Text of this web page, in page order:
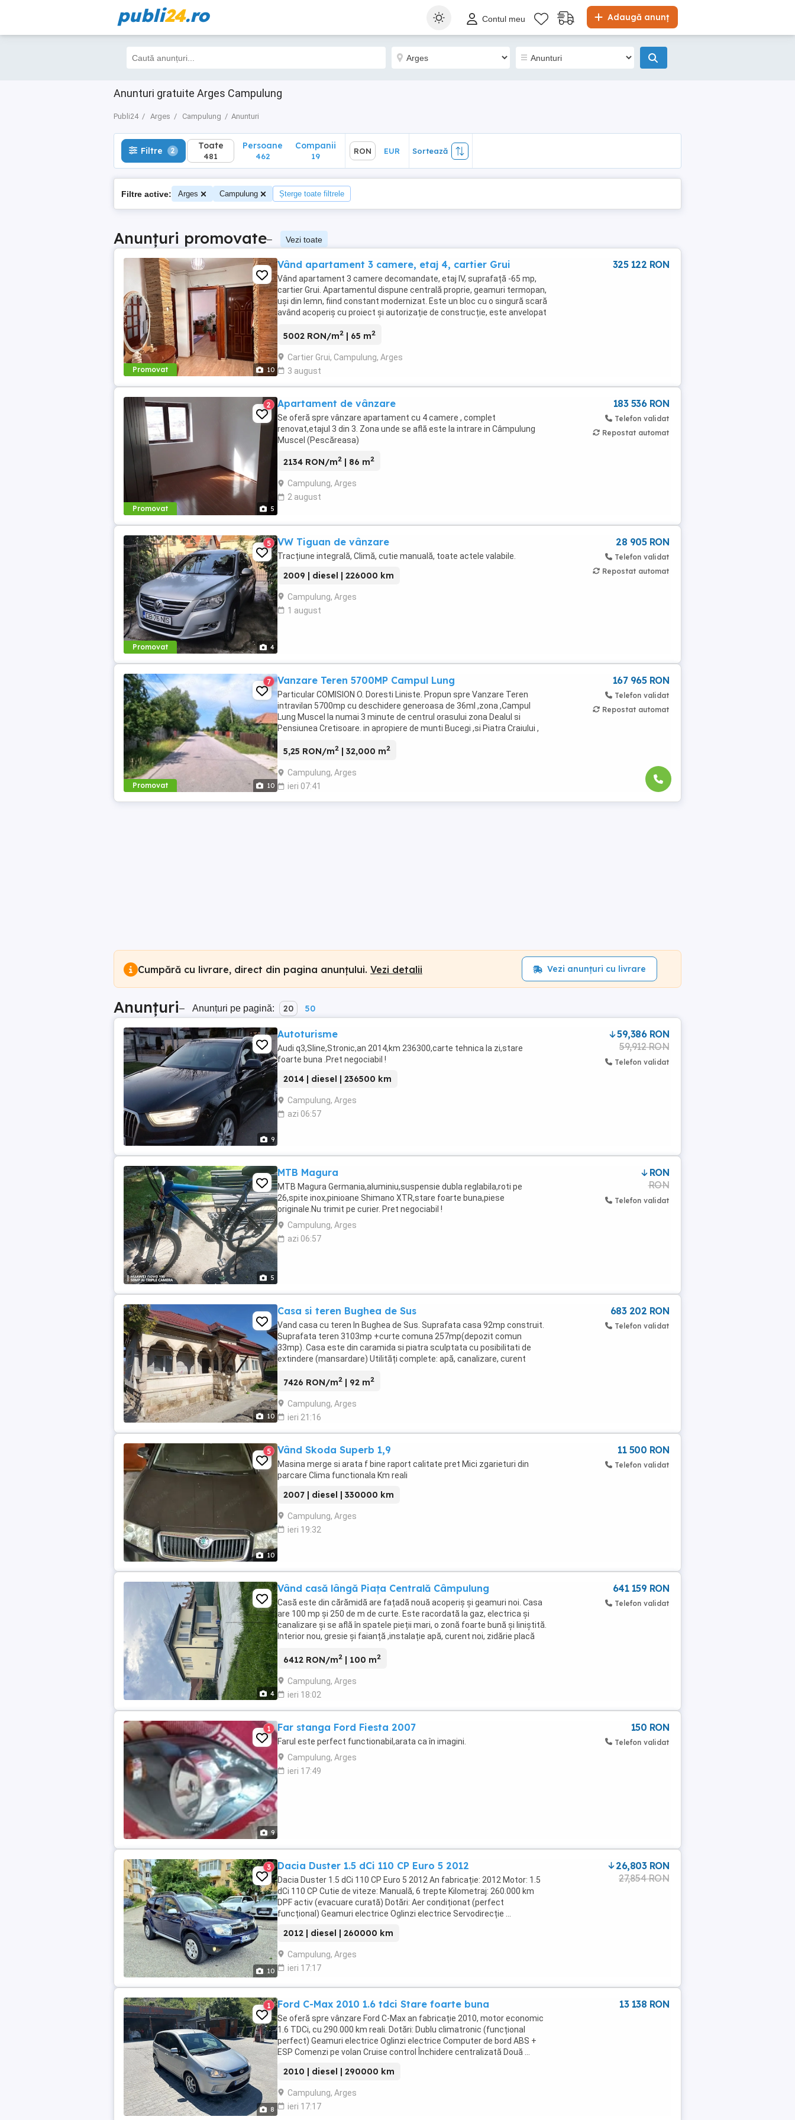
publi24.ro Adaugă anunț
Contul meu
Anunturi gratuite Arges Campulung
Publi24 Arges Campulung Anunturi
Filtre 2 Toate
481
Sortează
Filtre 2 Toate
481
Persoane
462
Companii
19
RON EUR Sortează
Filtre active: Arges Campulung Șterge toate filtrele
Anunțuri promovate– Vezi toate
Promovat 10
Vând apartament 3 camere, etaj 4, cartier Grui
Vând apartament 3 camere decomandate, etaj IV, suprafață -65 mp,
cartier Grui. Apartamentul dispune centrală proprie, geamuri termopan,
uși din lemn, fiind constant modernizat. Este un bloc cu o singură scară
având acoperiș cu proiect și autorizație de construcție, este anvelopat
5002 RON/m2 | 65 m2
Cartier Grui, Campulung, Arges
3 august
325 122 RON
Promovat 5
2 Apartament de vânzare
Se oferă spre vânzare apartament cu 4 camere , complet
renovat,etajul 3 din 3. Zona unde se află este la intrare in Câmpulung
Muscel (Pescăreasa)
2134 RON/m2 | 86 m2
Campulung, Arges
2 august
183 536 RON
Telefon validat
Repostat automat
Promovat 4
5 VW Tiguan de vânzare
Tracțiune integrală, Climă, cutie manuală, toate actele valabile.
2009 | diesel | 226000 km
Campulung, Arges
1 august
28 905 RON
Telefon validat
Repostat automat
Promovat 10
7 Vanzare Teren 5700MP Campul Lung
Particular COMISION O. Doresti Liniste. Propun spre Vanzare Teren
intravilan 5700mp cu deschidere generoasa de 36ml ,zona ,Campul
Lung Muscel la numai 3 minute de centrul orasului zona Dealul si
Pensiunea Cretisoare. in apropiere de munti Bucegi ,si Piatra Craiului ,
5,25 RON/m2 | 32,000 m2
Campulung, Arges
ieri 07:41
167 965 RON
Telefon validat
Repostat automat
Cumpără cu livrare, direct din pagina anunțului. Vezi detalii Vezi anunțuri cu livrare
Anunțuri– Anunțuri pe pagină: 20 50
9
Autoturisme
Audi q3,Sline,Stronic,an 2014,km 236300,carte tehnica la zi,stare
foarte buna .Pret negociabil !
2014 | diesel | 236500 km
Campulung, Arges
azi 06:57
59,386 RON
59,912 RON
Telefon validat
5
MTB Magura
MTB Magura Germania,aluminiu,suspensie dubla reglabila,roti pe
26,spite inox,pinioane Shimano XTR,stare foarte buna,piese
originale.Nu trimit pe curier. Pret negociabil !
Campulung, Arges
azi 06:57
RON
RON
Telefon validat
10
Casa si teren Bughea de Sus
Vand casa cu teren In Bughea de Sus. Suprafata casa 92mp construit.
Suprafata teren 3103mp +curte comuna 257mp(depozit comun
33mp). Casa este din caramida si piatra sculptata cu posibilitati de
extindere (mansardare) Utilități complete: apă, canalizare, curent
7426 RON/m2 | 92 m2
Campulung, Arges
ieri 21:16
683 202 RON
Telefon validat
10
5 Vând Skoda Superb 1,9
Masina merge si arata f bine raport calitate pret Mici zgarieturi din
parcare Clima functionala Km reali
2007 | diesel | 330000 km
Campulung, Arges
ieri 19:32
11 500 RON
Telefon validat
4
Vând casă lângă Piața Centrală Câmpulung
Casă este din cărămidă are fațadă nouă acoperiș și geamuri noi. Casa
are 100 mp și 250 de m de curte. Este racordată la gaz, electrica și
canalizare și se află în spatele pieții mari, o zonă foarte bună și liniștită.
Interior nou, gresie și faianță ,instalație apă, curent noi, zidărie placă
6412 RON/m2 | 100 m2
Campulung, Arges
ieri 18:02
641 159 RON
Telefon validat
9
1 Far stanga Ford Fiesta 2007
Farul este perfect functionabil,arata ca în imagini.
Campulung, Arges
ieri 17:49
150 RON
Telefon validat
10
3 Dacia Duster 1.5 dCi 110 CP Euro 5 2012
Dacia Duster 1.5 dCi 110 CP Euro 5 2012 An fabricație: 2012 Motor: 1.5
dCi 110 CP Cutie de viteze: Manuală, 6 trepte Kilometraj: 260.000 km
DPF activ (evacuare curată) Dotări: Aer condiționat (perfect
funcțional) Geamuri electrice Oglinzi electrice Servodirecție ...
2012 | diesel | 260000 km
Campulung, Arges
ieri 17:17
26,803 RON
27,854 RON
8
1 Ford C-Max 2010 1.6 tdci Stare foarte buna
Se oferă spre vânzare Ford C-Max an fabricație 2010, motor economic
1.6 TDCi, cu 290.000 km reali. Dotări: Dublu climatronic (funcțional
perfect) Geamuri electrice Oglinzi electrice Computer de bord ABS +
ESP Comenzi pe volan Cruise control Închidere centralizată Două ...
2010 | diesel | 290000 km
Campulung, Arges
ieri 17:17
13 138 RON